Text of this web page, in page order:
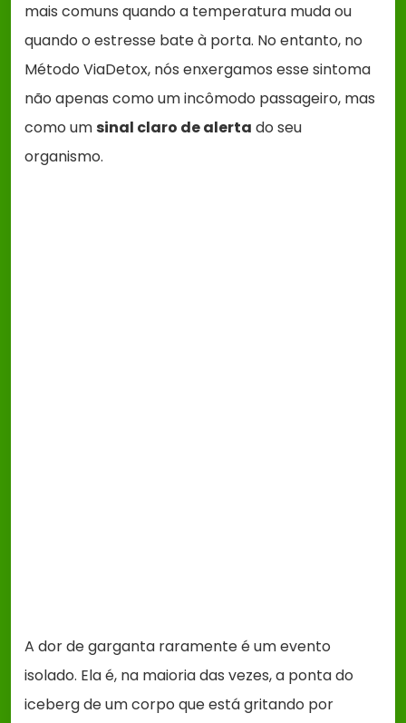
mais comuns quando a temperatura muda ou
quando o estresse bate à porta. No entanto, no
Método ViaDetox, nós enxergamos esse sintoma
não apenas como um incômodo passageiro, mas
como umsinal claro de alerta do seu
organismo.
A dor de garganta raramente é um evento
isolado. Ela é, na maioria das vezes, a ponta do
iceberg de um corpo que está gritando por